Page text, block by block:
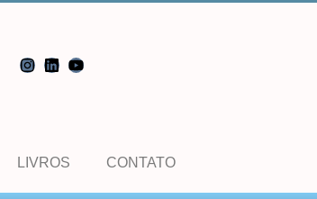
LIVROS CONTATO